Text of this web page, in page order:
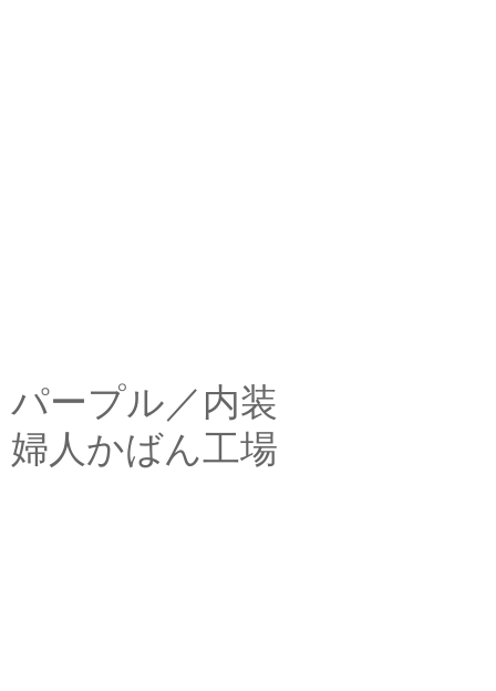
パープル／内装
婦人かばん工場